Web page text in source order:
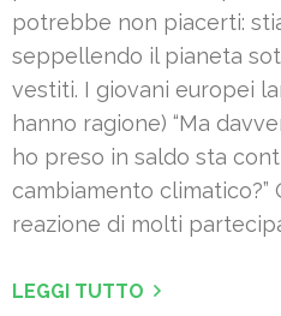
potrebbe non piacerti:
seppellendo il pianeta
vestiti. I giovani europei
hanno ragione) “Ma
ho preso in saldo sta
cambiamento climatico?”
reazione di molti
LEGGI TUTTO